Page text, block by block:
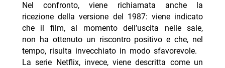
Nel confronto, viene richiamata anche la
ricezione della versione del 1987: viene indicato
che il film, al momento dell’uscita nelle sale,
non ha ottenuto un riscontro positivo e che, nel
tempo, risulta invecchiato in modo sfavorevole.
La serie Netflix, invece, viene descritta come un